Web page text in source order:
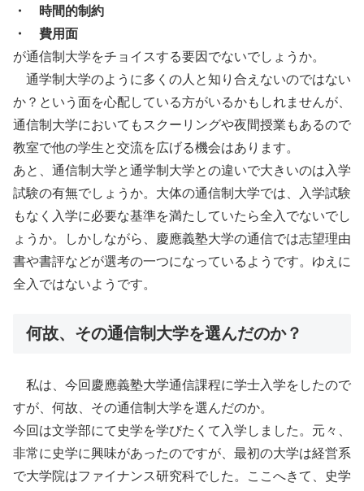
・ 時間的制約
・ 費用面
が通信制大学をチョイスする要因でないでしょうか。
通学制大学のように多くの人と知り合えないのではない
か？という面を心配している方がいるかもしれませんが、
通信制大学においてもスクーリングや夜間授業もあるので
教室で他の学生と交流を広げる機会はあります。
あと、通信制大学と通学制大学との違いで大きいのは入学
試験の有無でしょうか。大体の通信制大学では、入学試験
もなく入学に必要な基準を満たしていたら全入でないでし
ょうか。しかしながら、慶應義塾大学の通信では志望理由
書や書評などが選考の一つになっているようです。ゆえに
全入ではないようです。
何故、その通信制大学を選んだのか？
私は、今回慶應義塾大学通信課程に学士入学をしたので
すが、何故、その通信制大学を選んだのか。
今回は文学部にて史学を学びたくて入学しました。元々、
非常に史学に興味があったのですが、最初の大学は経営系
で大学院はファイナンス研究科でした。ここへきて、史学